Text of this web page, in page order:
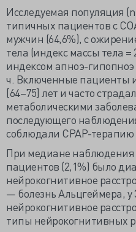
Исследуемая популяция (n
типичных пациентов с
мужчин (64,6%), с
тела (индекс массы тела =
индексом апноэ-
ч. Включенные пациенты
[64–75] лет и часто
метаболическими
последующего
соблюдали СРАР-терапию
При медиане наблюдения
пациентов (2,1%) было
нейрокогнитивное
— болезнь Альцгеймера, у
нейрокогнитивное
типы нейрокогнитивных